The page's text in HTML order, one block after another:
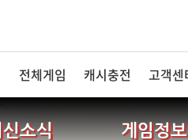
전체게임 캐시충전 고객센
신소식 게임정보